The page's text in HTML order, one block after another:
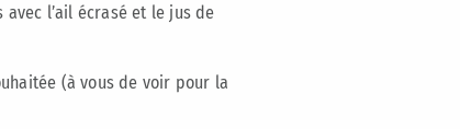
l’ail écrasé et le jus de
(à vous de voir pour la